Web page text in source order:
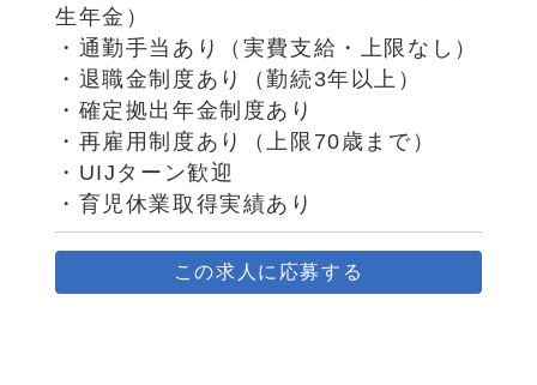
生年金）
・通勤手当あり（実費支給・上限なし）
・退職金制度あり（勤続3年以上）
・確定拠出年金制度あり
・再雇用制度あり（上限70歳まで）
・UIJターン歓迎
・育児休業取得実績あり
この求人に応募する